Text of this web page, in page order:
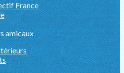
France
amicaux